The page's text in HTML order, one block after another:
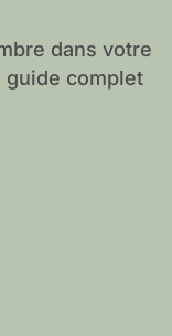
guide complet